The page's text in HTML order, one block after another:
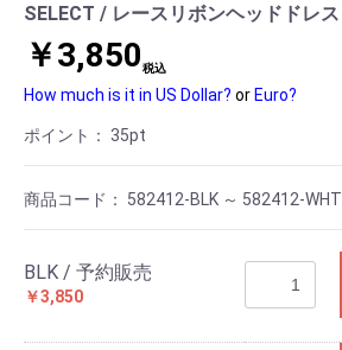
SELECT / レースリボンヘッドドレス
￥3,850税込
How much is it in US Dollar? or Euro?
ポイント： 35pt
商品コード： 582412-BLK ～ 582412-WHT
BLK / 予約販売
￥3,850